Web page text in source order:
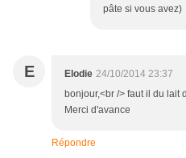
pâte si vous avez)
E Elodie 24/10/2014 23:37
bonjour,<br /> faut il du lait
Merci d'avance
Répondre